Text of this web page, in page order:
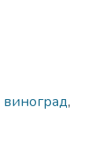
виноград,